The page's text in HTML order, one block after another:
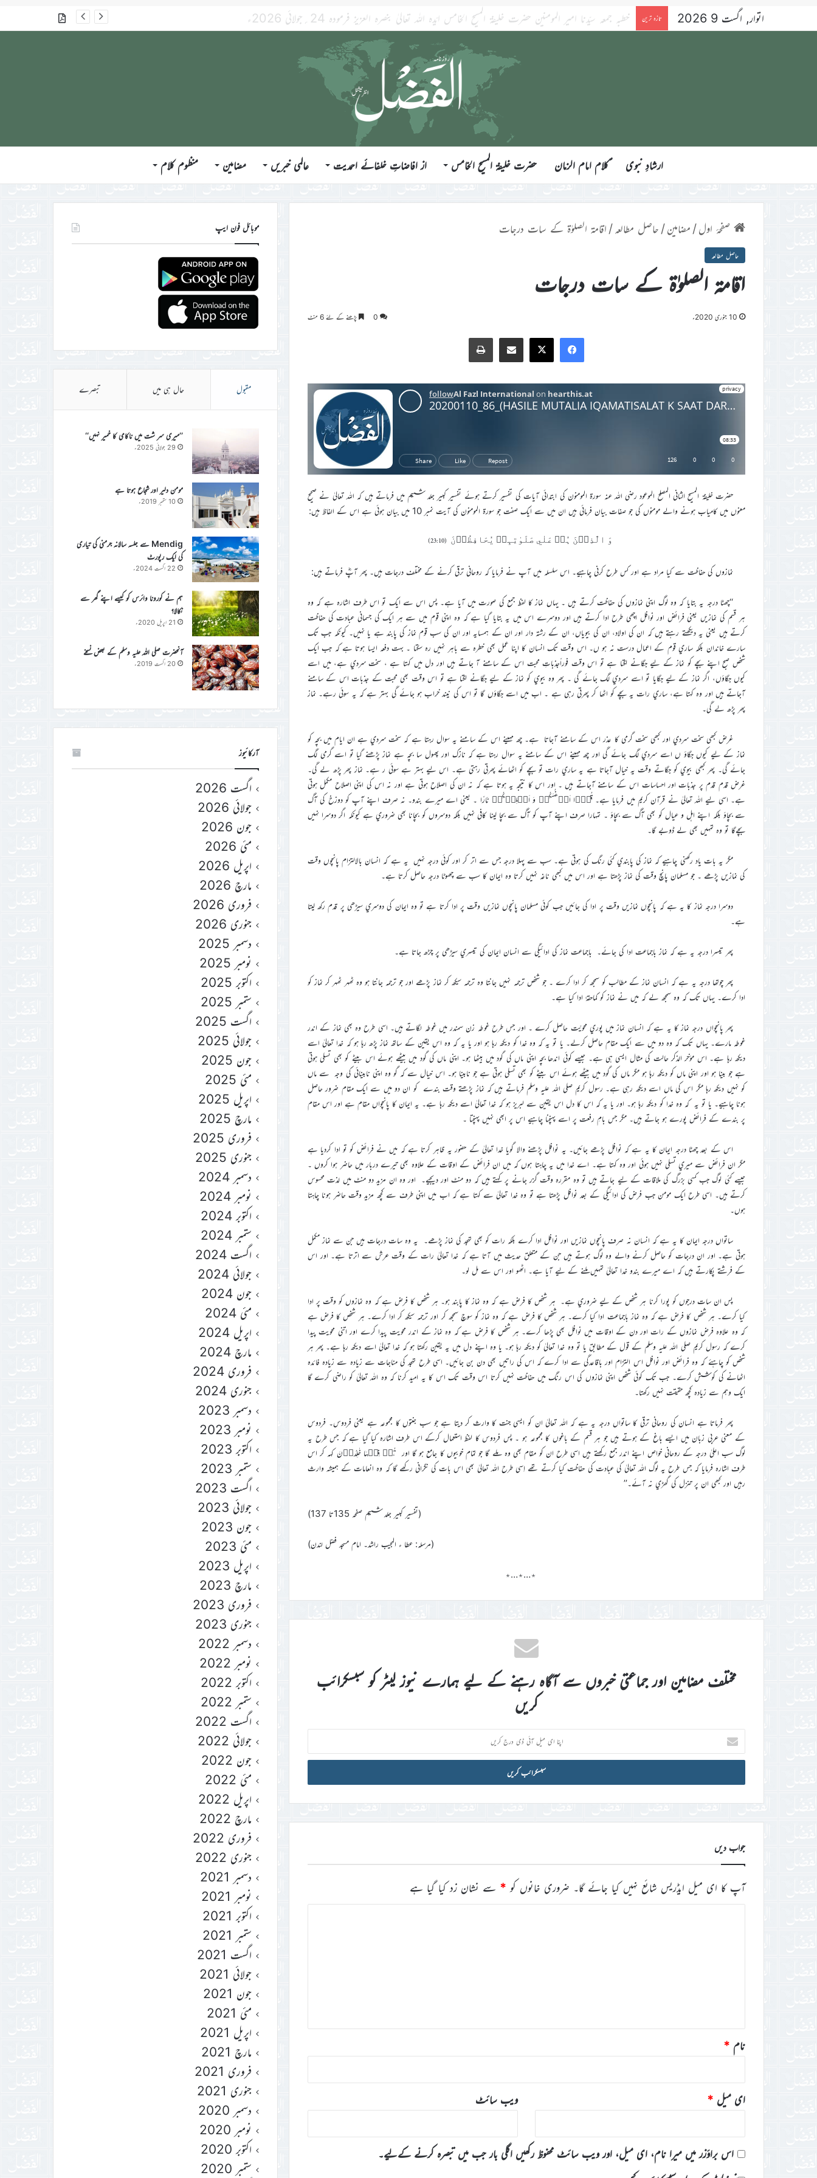
اتوار, اگست 9 2026 تازہ ترین بچوں کا الفضل 9؍اگست 2026ء گذشتہ شمارے
ارشادِ نبوی ؑکلام امام الزمان حضرت خلیفۃ المسیح الخامس از افاضاتِ خلفائے احمدیت عالمی خبریں مضامین منظوم کلام
صفحۂ اول/ مضامین/ حاصل مطالعہ / اقامۃ الصلوٰۃ کے سات درجات
حاصل مطالعہ
اقامۃ الصلوٰۃ کے سات درجات
10 جنوری 2020ء 0 پڑھنے کے لئے 6 منٹ
Facebook
X
Share via Email
Print
حضرت خليفة المسيح الثاني المصلح الموعود رضي اللہ عنہ سورة المومنون کي ابتدائي آيات کي تفسير کرتے ہوئے تفسير کبير جلد ششم ميں فرماتے ہيں کہ اللہ تعاليٰ نے صحيح
معنوں ميں کامياب ہونے والے مومنوں کي جو صفات بيان فرمائي ہيں ان ميں سے ايک صفت جو سورة المومنون کي آيت نمبر 10 ميں بيان ہوئي ہے اس کے الفاظ ہيں:
وَ الَّذِيۡنَ ہُمۡ عَلٰي صَلَوٰتِہِمۡ يُحَافِظُوۡنَ (23:10)
نمازوں کي حفاظت سے کيا مراد ہے اور کس طرح کرني چاہيے۔ اس سلسلہ ميں آپ نے فرمايا کہ روحاني ترقي کرنے کے مختلف درجات ہيں۔ پھر آپؓ فرماتے ہيں:
‘‘چھٹا درجہ يہ بتايا کہ وہ لوگ اپني نمازوں کي حفاظت کرتے ہيں ۔ يہاں نماز کا لفظ جمع کي صورت ميں آيا ہے۔ پس اس سے ايک تو اس طرف اشارہ ہے کہ وہ
ہر قسم کي نمازيں يعني فرائض اور نوافل اچھي طرح ادا کرتے ہيں اور دوسرے اس ميں يہ بتايا گيا ہے کہ وہ اپني قوم ميں سے ہر ايک کي جسماني عبادت کي حفاظت
کرتے ہيں يعني يہ ديکھتے رہتے ہيں کہ ان کي اولاد، ان کي بيوياں، ان کے رشتہ دار اور ان کے ہمسايہ اور ان کي سب قوم نماز کي پابند ہے يا نہيں۔ کيونکہ جب تک
سارے خاندان بلکہ ساري قوم کے اعمال درست نہ ہو ں۔ اس وقت تک انسان کا اپنا عمل بھي خطرہ سے باہر نہيں رہ سکتا ۔ بہت دفعہ ايسا ہوتا ہے کہ جب ايک
شخص صبح اپنے بچے کو نماز کے ليے جگانے لگتا ہے تو اس وقت فوراًجذباتِ محبت اس کے سامنے آ جاتے ہيں اور دل ميں کہتا ہے ، سخت سردي ہے، ميں اسے
کيوں جگاؤں، اگر نماز کے ليے جگايا تو اسے سردي لگ جائے گي ۔ پھر وہ بيوي کو نماز کے ليے جگانے لگتا ہے تو اس وقت بھي محبت کے جذبات اس کے سامنے
آجاتے ہيں اور وہ کہتا ہے، ساري رات يہ بچے کو اٹھا کر پھرتي رہي ہے ۔ اب ميں اسے جگاؤں گا تو اس کي نيند خراب ہو جائے گي بہتر ہے کہ يہ سوئي رہے۔ نماز
پھر پڑھ لے گي۔
غرض کبھي سخت سردي اور کبھي سخت گرمي کا عذر اس کے سامنے آجاتا ہے۔ چھ مہينے اس کے سامنے يہ سوال رہتا ہے کہ سخت سردي ہے ان ايام ميں بچہ کو
نماز کے ليے کيوں جگاؤ ں اسے سردي لگ جائے گي اور چھ مہينے اس کے سامنے يہ سوال رہتا ہے کہ نازک اور پھول سا بچہ ہے نماز پڑھنے گيا تو اسے گرمي لگ
جائے گي۔ پھر کبھي بيوي کو جگاتے وقت يہ خيال آجاتا ہے يہ ساري رات تو بچے کو اٹھائے پھرتي رہتي ہے۔ اس ليے بہتر ہے سوئي ر ہے۔ نماز پھر پڑھ لے گي۔
غرض قدم قدم پر جذبات اور احساسات اس کے سامنے آجاتے ہيں ۔ اور اس کا نتيجہ يہ ہوتا ہے کہ نہ ان کي اصلاح ہوتي ہے اور نہ اس کي اپني اصلاح مکمل ہوتي
ہے۔ اسي ليے اللہ تعاليٰ نے قرآن کريم ميں فرمايا ہے۔ قُوۡۤا اَنۡفُسَکُمۡ وَ اَہۡلِيۡکُمۡ نَارًا ۔ يعني اے ميرے بندو۔ نہ صرف اپنے آپ کو دوزخ کي آگ
سے بچاؤ بلکہ اپنے اہل و عيال کو بھي آگ سے بچاؤ ۔ تمہارا صرف اپنے آپ کو آگ سے بچا لينا کافي نہيں بلکہ دوسروں کو بچانا بھي ضروري ہے کيونکہ اگر دوسرا نہيں
بچےگا تو وہ تمہيں بھي لے ڈوبے گا۔
مگر يہ بات ياد رکھني چاہيے کہ نماز کي پابندي کئي رنگ کي ہوتي ہے۔ سب سے پہلا درجہ جس سے اتر کر اور کوئي درجہ نہيں يہ ہے کہ انسان بالالتزام پانچوں وقت
کي نمازيں پڑھے ۔ جو مسلمان پانچ وقت کي نماز پڑھتا ہے اور اس ميں کبھي ناغہ نہيں کرتا وہ ايمان کا سب سے چھوٹا درجہ حاصل کرتا ہے۔
دوسرا درجہ نماز کا يہ ہے کہ پانچوں نمازيں وقت پر ادا کي جائيں جب کوئي مسلمان پانچوں نمازيں وقت پر ادا کرتا ہے تو وہ ايمان کي دوسري سيڑھي پر قدم رکھ ليتا
ہے۔
پھر تيسرا درجہ يہ ہے کہ نماز باجماعت ادا کي جائے۔ باجماعت نماز کي ادائيگي سے انسان ايمان کي تيسري سيڑھي پر چڑھ جاتا ہے۔
پھر چوتھا درجہ يہ ہے کہ انسان نماز کے مطالب کو سمجھ کر ادا کرے ۔ جو شخص ترجمہ نہيں جانتا وہ ترجمہ سيکھ کر نماز پڑھے اور جو ترجمہ جانتا ہو وہ ٹھہر ٹھہر کر نماز کو
ادا کرے۔ يہاں تک کہ وہ سمجھ لے کہ ميں نے نماز کو کماحقہٗ ادا کيا ہے۔
پھر پانچواں درجہ نماز کا يہ ہے کہ انسان نماز ميں پوري محويّت حاصل کرے ۔ اور جس طرح غوطہ زن سمندر ميں غوطہ لگاتے ہيں۔ اسي طرح وہ بھي نماز کے اندر
غوطہ مارے۔ يہاں تک کہ وہ دو ميں سے ايک مقام حاصل کرلے۔ يا تو يہ کہ وہ خدا کو ديکھ رہا ہو اور يا يہ کہ وہ اس يقين کے ساتھ نماز پڑھ رہا ہو کہ خدا تعاليٰ اسے
ديکھ رہا ہے۔ اس مؤخر الذکر حالت کي مثال ايسي ہي ہے۔ جيسے کوئي اندھا بچہ اپني ماں کي گود ميں بيٹھا ہو۔ اپني ماں کي گود ميں بيٹھے ہوئے اس بيٹے کو بھي تسلي ہوتي
ہے جو بينا ہو اور اپني ماں کو ديکھ رہا ہو مگر ماں کي گود ميں بيٹھے ہوئے اس بيٹے کو بھي تسلي ہوتي ہے جو نابينا ہو۔ اس خيال سے کہ گو وہ اپني نابينائي کي وجہ سے ماں
کو نہيں ديکھ رہا مگر اس کي ماں اسے ديکھ رہي ہے۔ رسول کريم صلي اللہ عليہ وسلم فرماتے ہيں کہ نماز پڑھتے وقت بندے کو ان دو ميں سے ايک مقام ضرور حاصل
ہونا چاہيے۔ يا تو يہ کہ وہ خدا کو ديکھ رہا ہو۔ اور يا يہ کہ اس کا دل اس يقين سے لبريز ہو کہ خدا تعاليٰ اسے ديکھ رہا ہے۔ يہ ايمان کا پانچواں مقام ہے اور اس مقام
پر بندے کے فرائض پورے ہو جاتے ہيں۔ مگر جس بامِ رفعت پر اسے پہنچنا چاہيے اس پر ابھي نہيں پہنچتا ۔
اس کے بعد چھٹا درجہ ايمان کا يہ ہے کہ نوافل پڑھے جائيں۔ يہ نوافل پڑھنے والا گويا خدا تعاليٰ کے حضور يہ ظاہر کرتا ہے کہ ميں نے فرائض کو تو ادا کرديا ہے
مگر ان فرائض سے ميري تسلي نہيں ہوئي اور وہ کہتا ہے۔ اے خدا ميں يہ چاہتا ہوں کہ ميں ان فرائض کے اوقات کے علاوہ بھي تيرے دربار ميں حاضر ہوا کروں ۔
جيسے کئي لوگ جب کسي بزرگ کي ملاقات کے ليے جاتے ہيں تو وہ مقررہ وقت گزر جانے پر کہتے ہيں کہ دو منٹ اور ديجيے۔ اور وہ ان مزيد دو منٹ ميں لذت محسوس
کرتے ہيں۔ اسي طرح ايک مومن جب فرض کي ادائيگي کے بعد نوافل پڑھتا ہے تو وہ خدا تعاليٰ سے کہتا ہے کہ اب ميں اپني طرف سے کچھ مزيد وقت حاضر ہونا چاہتا
ہوں۔
ساتواں درجہ ايمان کا يہ ہے کہ انسان نہ صرف پانچوں نمازيں اور نوافل ادا کرے بلکہ رات کو بھي تہجد کي نماز پڑھے۔ يہ وہ سات درجات ہيں جن سے نماز مکمل
ہوتي ہے۔ اور ان درجات کو حاصل کرنے والے وہ لوگ ہوتے ہيں جن کے متعلق حديث ميں آتا ہے کہ خدا تعاليٰ رات کے وقت عرش سے اترتا ہے۔ اور اس
کے فرشتے پکارتے ہيں کہ اے ميرے بندو خدا تعاليٰ تمہيں ملنے کے ليے آيا ہے۔ اٹھو اور اس سے مل لو۔
پس ان سات درجوں کو پورا کرنا ہر شخص کے ليے ضروري ہے۔ ہر شخص کا فرض ہے کہ وہ نماز کا پابند ہو۔ ہر شخص کا فرض ہے کہ وہ نمازوں کو وقت پر ادا
کيا کرے۔ ہر شخص کا فرض ہے کہ وہ نماز باجماعت ادا کيا کرے۔ ہر شخص کا فرض ہے کہ وہ نماز کو سوچ سمجھ کر اور ترجمہ سيکھ کر ادا کرے۔ ہر شخص کا فرض ہے
کہ وہ علاوہ فرض نمازوں کے رات اور دن کے اوقات ميں نوافل بھي پڑھا کرے۔ ہر شخص کا فرض ہے کہ وہ نماز کے اندر محويت پيدا کرے اور اتني محويت پيدا
کرے کہ رسول کريم صلي اللہ عليہ وسلم کے قول کے مطابق يا تو وہ خدا تعاليٰ کو ديکھ رہا ہو۔ يا وہ اپنے دل ميں يہ يقين رکھتا ہو کہ خدا تعاليٰ اسے ديکھ رہا ہے۔ پھر ہر
شخص کو چاہئے کہ وہ فرائض اور نوافل اس التزام اور باقاعدگي سے ادا کرے کہ اس کي راتيں بھي دن بن جائيں۔ اسي طرح تہجد کي مناجات سے زيادہ سے زيادہ فائدہ
اٹھانے کي کوشش کرے۔ جب تک کوئي شخص اپني نمازوں کي اس رنگ ميں حفاظت نہيں کرتا اس وقت تک اس کا يہ اميد کرنا کہ وہ اللہ تعاليٰ کو راضي کرے گا
ايک وہم سے زيادہ کچھ حقيقت نہيں رکھتا۔
پھر فرماتا ہے انسان کي روحاني ترقي کا ساتواں درجہ يہ ہے کہ اللہ تعاليٰ ان کو ايسي جنت کا وارث کر ديتا ہے جو سب جنتوں کا مجموعہ ہے يعني فردوس۔ فردوس
کے معني عربي زبان ميں ايسے باغ کے ہوتے ہيں جو ہر قسم کے باغوں کا مجموعہ ہو ۔ پس فردوس کا لفظ استعمال کرکے اس طرف اشارہ کيا گيا ہے کہ جس طرح يہ
لوگ سب اعليٰ درجہ کے روحاني خواص اپنے اندر جمع رکھتے ہيں اسي طرح ان کو مقام بھي وہ ملے گا جو تمام خوبيوں کا جامع ہو گا اور ہُمۡ فِيۡہَا خٰلِدُوۡنَ کہہ کر اس
طرف اشارہ فرمايا کہ جس طرح يہ لوگ اللہ تعاليٰ کي عبادت کي حفاظت کيا کرتے تھے اِسي طرح اللہ تعاليٰ بھي اس بات کي نگراني رکھے گا کہ وہ انعامات کے ہميشہ وارث
رہيں اور کبھي ان پر تنزل کي گھڑي نہ آئے۔’’
(تفسير کبير جلد ششم صفحہ 135تا 137)
(مرسلہ: عطا ء المجيب راشد۔ امام مسجد فضل لندن)
٭…٭…٭
مختلف مضامین اور جماعتی خبروں سے آگاہ رہنے کے لیے ہمارے نیوز لیٹر کو سبسکرائب
کریں
اپنا
ای
میل
ڈی
جواب دیں
آپ کا ای میل ایڈریس شائع نہیں کیا جائے گا۔ ضروری خانوں کو * سے نشان زد کیا گیا ہے
نام *
ای میل * ویب‌ سائٹ
اس براؤزر میں میرا نام، ای میل، اور ویب سائٹ محفوظ رکھیں اگلی بار جب میں تبصرہ کرنے کےلیے۔
موبائل فون ایپ
مقبول حال ہی میں تبصرے
’’میری سر شت میں ناکامی کا خمیر نہیں‘‘
29 جولائی 2025ء
مومن دلیر اور شجاع ہوتا ہے
10 ستمبر 2019ء
Mendig سے جلسہ سالانہ جرمنی کی تیاری
کی ایک رپورٹ
22 اگست 2024ء
ہم نے کورونا وائرس کو کیسے اپنے گھر سے
نکالا؟
21 اپریل 2020ء
آنحضرت صلی اللہ علیہ وسلم کے بعض نسخے
20 اگست 2019ء
آرکائیوز
اگست 2026
جولائی 2026
جون 2026
مئی 2026
اپریل 2026
مارچ 2026
فروری 2026
جنوری 2026
دسمبر 2025
نومبر 2025
اکتوبر 2025
ستمبر 2025
اگست 2025
جولائی 2025
جون 2025
مئی 2025
اپریل 2025
مارچ 2025
فروری 2025
جنوری 2025
دسمبر 2024
نومبر 2024
اکتوبر 2024
ستمبر 2024
اگست 2024
جولائی 2024
جون 2024
مئی 2024
اپریل 2024
مارچ 2024
فروری 2024
جنوری 2024
دسمبر 2023
نومبر 2023
اکتوبر 2023
ستمبر 2023
اگست 2023
جولائی 2023
جون 2023
مئی 2023
اپریل 2023
مارچ 2023
فروری 2023
جنوری 2023
دسمبر 2022
نومبر 2022
اکتوبر 2022
ستمبر 2022
اگست 2022
جولائی 2022
جون 2022
مئی 2022
اپریل 2022
مارچ 2022
فروری 2022
جنوری 2022
دسمبر 2021
نومبر 2021
اکتوبر 2021
ستمبر 2021
اگست 2021
جولائی 2021
جون 2021
مئی 2021
اپریل 2021
مارچ 2021
فروری 2021
جنوری 2021
دسمبر 2020
نومبر 2020
اکتوبر 2020
ستمبر 2020